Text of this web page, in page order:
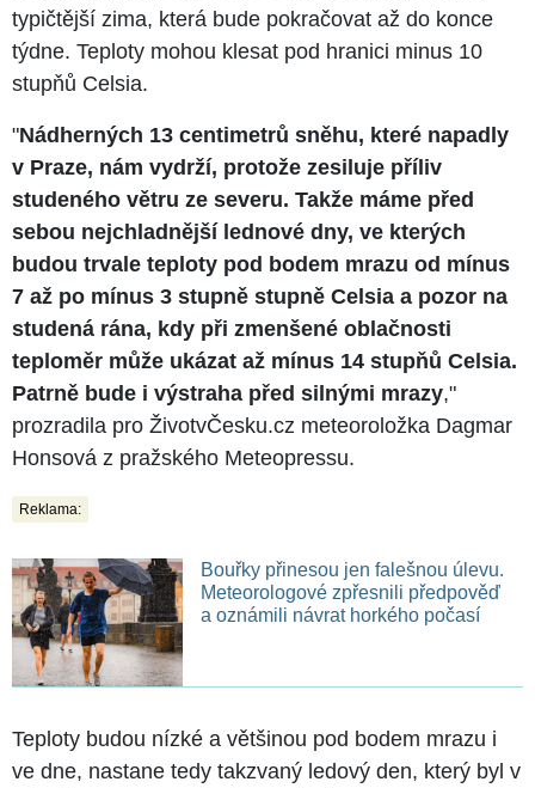
typičtější zima, která bude pokračovat až do konce
týdne. Teploty mohou klesat pod hranici minus 10
stupňů Celsia.
"Nádherných 13 centimetrů sněhu, které napadly
v Praze, nám vydrží, protože zesiluje příliv
studeného větru ze severu. Takže máme před
sebou nejchladnější lednové dny, ve kterých
budou trvale teploty pod bodem mrazu od mínus
7 až po mínus 3 stupně stupně Celsia a pozor na
studená rána, kdy při zmenšené oblačnosti
teploměr může ukázat až mínus 14 stupňů Celsia.
Patrně bude i výstraha před silnými mrazy,"
prozradila pro ŽivotvČesku.cz meteoroložka Dagmar
Honsová z pražského Meteopressu.
Reklama:
Bouřky přinesou jen falešnou úlevu.
Meteorologové zpřesnili předpověď
a oznámili návrat horkého počasí
Teploty budou nízké a většinou pod bodem mrazu i
ve dne, nastane tedy takzvaný ledový den, který byl v